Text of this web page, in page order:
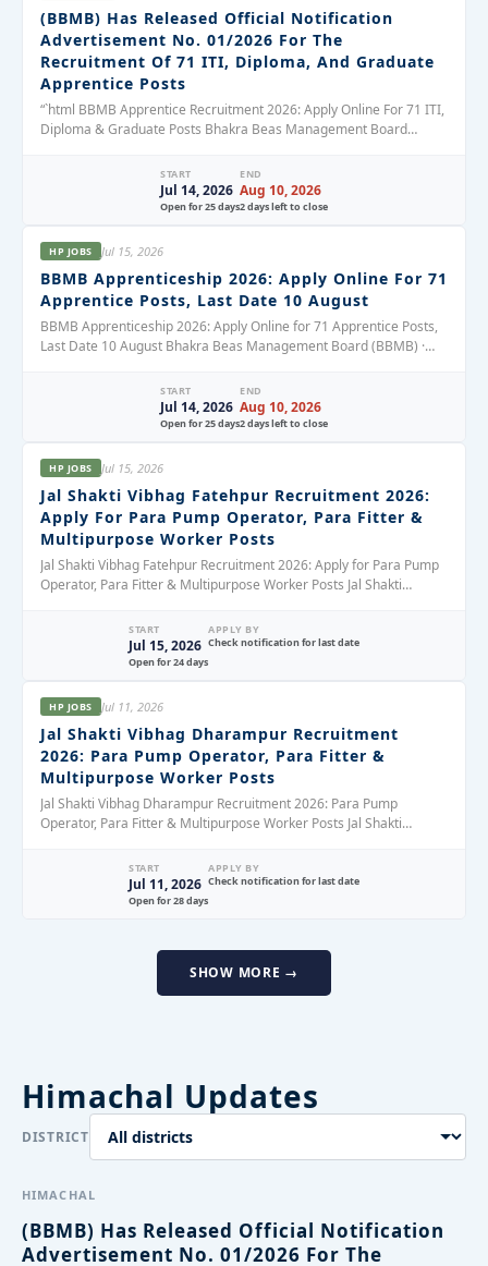
(BBMB) Has Released Official Notification
Advertisement No. 01/2026 For The
Recruitment Of 71 ITI, Diploma, And Graduate
Apprentice Posts
“`html BBMB Apprentice Recruitment 2026: Apply Online For 71 ITI,
Diploma & Graduate Posts Bhakra Beas Management Board
START
Jul 14, 2026
Open for 25 days
END
Aug 10, 2026
2 days left to close
HP JOBS Jul 15, 2026
BBMB Apprenticeship 2026: Apply Online For 71
Apprentice Posts, Last Date 10 August
BBMB Apprenticeship 2026: Apply Online for 71 Apprentice Posts,
Last Date 10 August Bhakra Beas Management Board (BBMB) ·
START
Jul 14, 2026
Open for 25 days
END
Aug 10, 2026
2 days left to close
HP JOBS Jul 15, 2026
Jal Shakti Vibhag Fatehpur Recruitment 2026:
Apply For Para Pump Operator, Para Fitter &
Multipurpose Worker Posts
Jal Shakti Vibhag Fatehpur Recruitment 2026: Apply for Para Pump
Operator, Para Fitter & Multipurpose Worker Posts Jal Shakti
START
Jul 15, 2026
Open for 24 days
APPLY BY
Check notification for last date
HP JOBS Jul 11, 2026
Jal Shakti Vibhag Dharampur Recruitment
2026: Para Pump Operator, Para Fitter &
Multipurpose Worker Posts
Jal Shakti Vibhag Dharampur Recruitment 2026: Para Pump
Operator, Para Fitter & Multipurpose Worker Posts Jal Shakti
START
Jul 11, 2026
Open for 28 days
APPLY BY
Check notification for last date
SHOW MORE →
Himachal Updates
DISTRICT
HIMACHAL
(BBMB) Has Released Official Notification
Advertisement No. 01/2026 For The